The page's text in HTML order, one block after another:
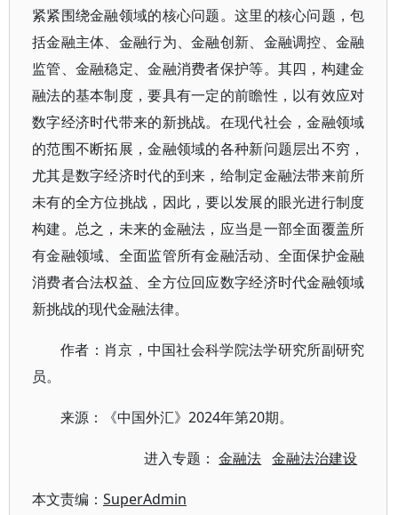
紧紧围绕金融领域的核心问题。这里的核心问题，包
括金融主体、金融行为、金融创新、金融调控、金融
监管、金融稳定、金融消费者保护等。其四，构建金
融法的基本制度，要具有一定的前瞻性，以有效应对
数字经济时代带来的新挑战。在现代社会，金融领域
的范围不断拓展，金融领域的各种新问题层出不穷，
尤其是数字经济时代的到来，给制定金融法带来前所
未有的全方位挑战，因此，要以发展的眼光进行制度
构建。总之，未来的金融法，应当是一部全面覆盖所
有金融领域、全面监管所有金融活动、全面保护金融
消费者合法权益、全方位回应数字经济时代金融领域
新挑战的现代金融法律。
作者：肖京，中国社会科学院法学研究所副研究
员。
来源：《中国外汇》2024年第20期。
进入专题：金融法 金融法治建设
本文责编： SuperAdmin